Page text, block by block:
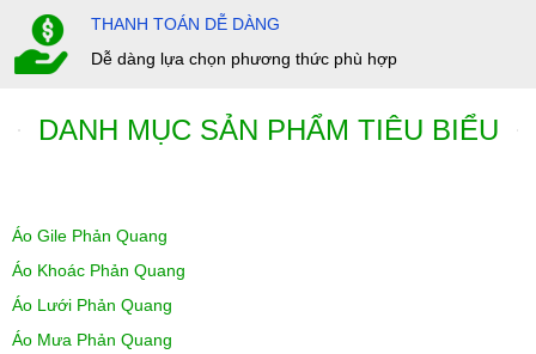
THANH TOÁN DỄ DÀNG
Dễ dàng lựa chọn phương thức phù hợp
DANH MỤC SẢN PHẨM TIÊU BIỂU
Áo Gile Phản Quang
Áo Khoác Phản Quang
Áo Lưới Phản Quang
Áo Mưa Phản Quang